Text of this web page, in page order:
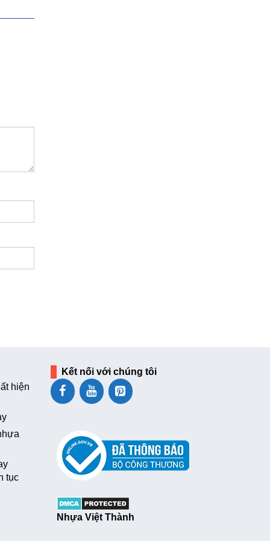
hiện
tục
Kết nối với chúng tôi
Nhựa Việt Thành